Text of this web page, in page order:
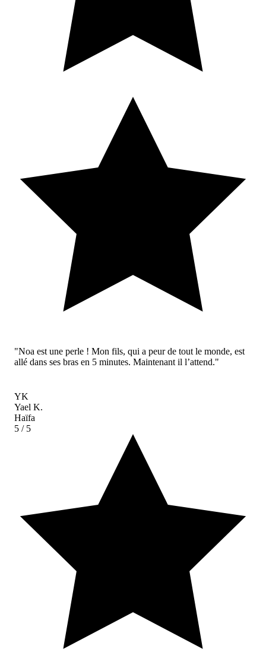
"Noa est une perle ! Mon fils, qui a peur de tout le monde, est
allé dans ses bras en 5 minutes. Maintenant il l’attend."
YK
Yael K.
Haïfa
5 / 5